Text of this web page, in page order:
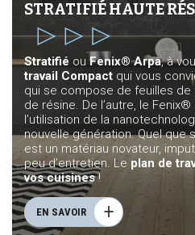
STRATIFIÉ HAUTE
Stratifié ouFenix® Arpa, à
travail Compact qui vous
qui se compose de feuilles
de résine. De l’autre, le
l’utilisation de la
nouvelle génération. Quel que
est un matériau novateur,
peu d’entretien. Le plan de
vos cuisines!
EN SAVOIR